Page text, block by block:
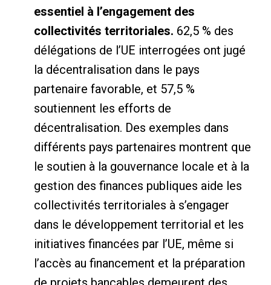
essentiel à l’engagement des
collectivités territoriales. 62,5 % des
délégations de l’UE interrogées ont jugé
la décentralisation dans le pays
partenaire favorable, et 57,5 ​​%
soutiennent les efforts de
décentralisation. Des exemples dans
différents pays partenaires montrent que
le soutien à la gouvernance locale et à la
gestion des finances publiques aide les
collectivités territoriales à s’engager
dans le développement territorial et les
initiatives financées par l’UE, même si
l’accès au financement et la préparation